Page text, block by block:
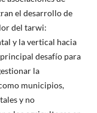
el desarrollo de
del tarwi:
y la vertical hacia
desafío para
la
municipios,
y no